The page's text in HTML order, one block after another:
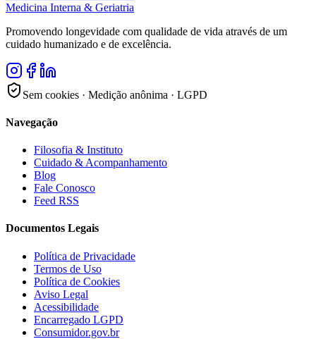
Medicina Interna & Geriatria
Promovendo longevidade com qualidade de vida através de um
cuidado humanizado e de excelência.
Sem cookies · Medição anônima · LGPD
Navegação
Filosofia & Instituto
Cuidado & Acompanhamento
Blog
Fale Conosco
Feed RSS
Documentos Legais
Política de Privacidade
Termos de Uso
Política de Cookies
Aviso Legal
Acessibilidade
Encarregado LGPD
Consumidor.gov.br